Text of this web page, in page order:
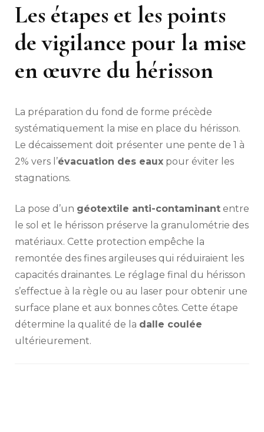
Les étapes et les points
de vigilance pour la mise
en œuvre du hérisson
La préparation du fond de forme précède
systématiquement la mise en place du hérisson.
Le décaissement doit présenter une pente de 1 à
2% vers l’évacuation des eaux pour éviter les
stagnations.
La pose d’un géotextile anti-contaminant entre
le sol et le hérisson préserve la granulométrie des
matériaux. Cette protection empêche la
remontée des fines argileuses qui réduiraient les
capacités drainantes. Le réglage final du hérisson
s’effectue à la règle ou au laser pour obtenir une
surface plane et aux bonnes côtes. Cette étape
détermine la qualité de la dalle coulée
ultérieurement.